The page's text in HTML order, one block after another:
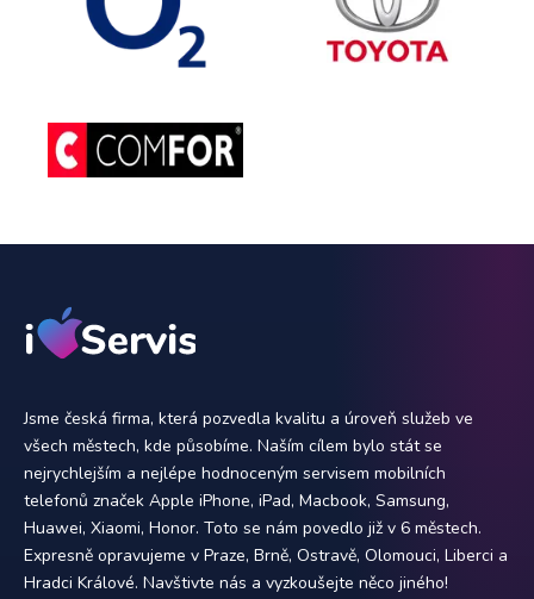
Jsme česká firma, která pozvedla kvalitu a úroveň služeb ve
všech městech, kde působíme. Naším cílem bylo stát se
nejrychlejším a nejlépe hodnoceným servisem mobilních
telefonů značek Apple iPhone, iPad, Macbook, Samsung,
Huawei, Xiaomi, Honor. Toto se nám povedlo již v 6 městech.
Expresně opravujeme v Praze, Brně, Ostravě, Olomouci, Liberci a
Hradci Králové. Navštivte nás a vyzkoušejte něco jiného!